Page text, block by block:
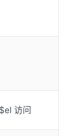
访问